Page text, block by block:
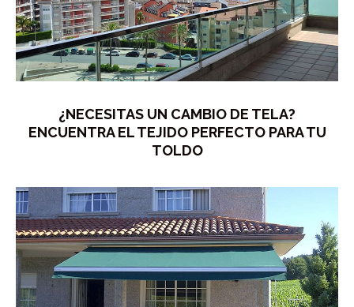
¿NECESITAS UN CAMBIO DE TELA?
ENCUENTRA EL TEJIDO PERFECTO PARA TU
TOLDO